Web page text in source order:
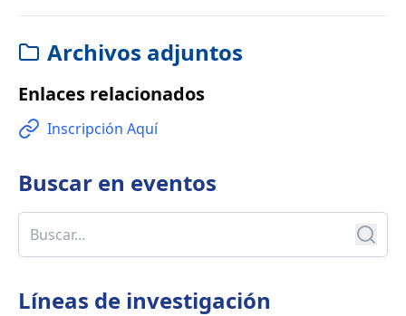
Archivos adjuntos
Enlaces relacionados
Inscripción Aquí
Buscar en eventos
Líneas de investigación